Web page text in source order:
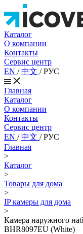
Каталог
О компании
Контакты
Сервис центр
EN /中文 /РУС
Главная
Каталог
О компании
Контакты
Сервис центр
EN /中文 /РУС
Главная
>
Каталог
>
Товары для дома
>
IP камеры для дома
>
Камера наружного
BHR8097EU (White)